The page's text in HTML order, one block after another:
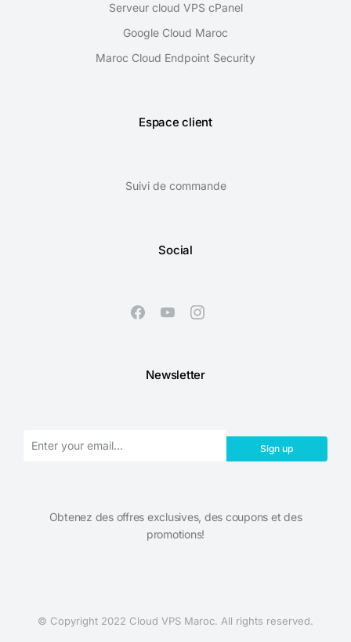
Serveur cloud VPS cPanel
Google Cloud Maroc
Maroc Cloud Endpoint Security
Espace client
Suivi de commande
Social
Newsletter
Sign up
Obtenez des offres exclusives, des coupons et des
promotions!​
© Copyright 2022 Cloud VPS Maroc. All rights reserved.